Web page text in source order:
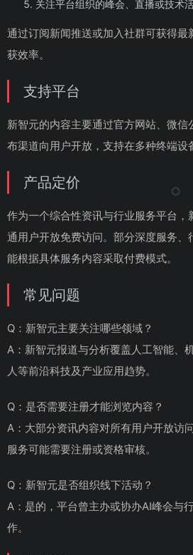
关注平台组织的峰会、直播或技术
通过订阅新闻推送或加入社群可获得最
获效率。
支持平台
新智元的内容主要通过官方网站、微
布渠道向用户开放，支持在多种终端设
产品定价
作为一个综合性资讯与行业服务平台，
通用户开放免费访问。部分深度服务、
能根据具体服务内容采取付费模式。
常见问题
Q：新智元主要关注哪些领域？
A：新智元报道与分析覆盖人工智能、
人等前沿科技及产业应用趋势。
Q：是否需要注册才能浏览内容？
A：大部分资讯内容对所有用户开放访
服务可能需要注册或资格审核。
Q：新智元是否组织线下活动？
A：是的，平台曾主办或协办AI峰会与
作。